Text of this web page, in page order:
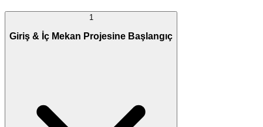
1
Giriş & İç Mekan Projesine Başlangıç